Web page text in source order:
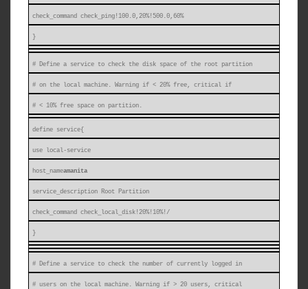
check_command check_ping!100.0,20%!500.0,60%
}
# Define a service to check the disk space of the root partition
# on the local machine. Warning if < 20% free, critical if
# < 10% free space on partition.
define service{
use local-service
host_nameamanita
service_description Root Partition
check_command check_local_disk!20%!10%!/
}
# Define a service to check the number of currently logged in
# users on the local machine. Warning if > 20 users, critical